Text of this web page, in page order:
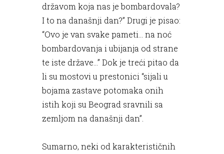
državom koja nas je bombardovala?
I to na današnji dan?” Drugi je pisao:
“Ovo je van svake pameti... na noć
bombardovanja i ubijanja od strane
te iste države...” Dok je treći pitao da
li su mostovi u prestonici “sijali u
bojama zastave potomaka onih
istih koji su Beograd sravnili sa
zemljom na današnji dan”.
Sumarno, neki od karakterističnih